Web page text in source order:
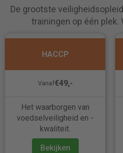
De grootste
trainingen op één plek.
HACCP
Vanaf€49,-
Het waarborgen van
voedselveiligheid en -
kwaliteit.
Bekijken